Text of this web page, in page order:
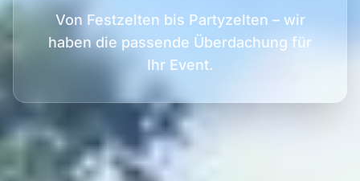
Von Festzelten bis Partyzelten – wir
haben die passende Überdachung für
Ihr Event.